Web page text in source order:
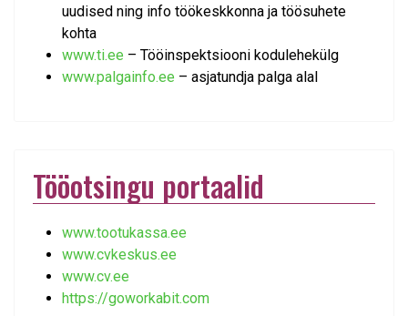
uudised ning info töökeskkonna ja töösuhete
kohta
www.ti.ee – Tööinspektsiooni kodulehekülg
www.palgainfo.ee – asjatundja palga alal
Tööotsingu portaalid
www.tootukassa.ee
www.cvkeskus.ee
www.cv.ee
https://goworkabit.com